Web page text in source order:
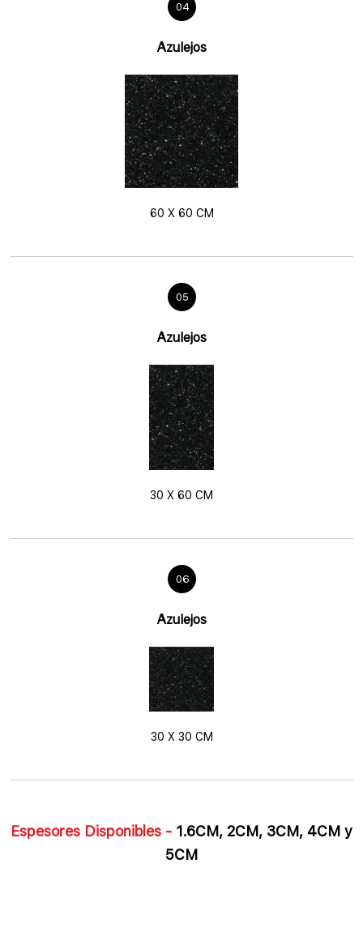
04
Azulejos
60 X 60 CM
05
Azulejos
30 X 60 CM
06
Azulejos
30 X 30 CM
Espesores Disponibles - 1.6CM, 2CM, 3CM, 4CM y
5CM